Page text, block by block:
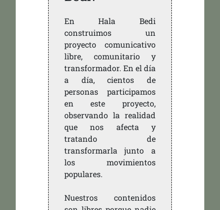
En Hala Bedi
construimos un
proyecto comunicativo
libre, comunitario y
transformador. En el día
a día, cientos de
personas participamos
en este proyecto,
observando la realidad
que nos afecta y
tratando de
transformarla junto a
los movimientos
populares.
Nuestros contenidos